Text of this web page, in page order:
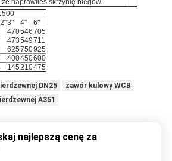
3" 4"
6"
470546705
473549711
625750925
400450600
145210475
DN25
zawór kulowy WCB
A351
najlepszą cenę za